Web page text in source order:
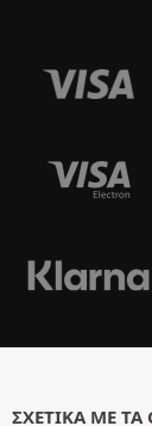
ΣΧΕΤΙΚΆ ΜΕ ΤΑ